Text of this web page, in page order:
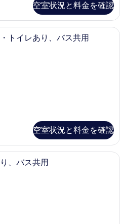
空室状況と料金を確認
[禁煙] ツインルーム シャワー・トイ
トイレあり、バス共用
空室状況と料金を確認
[禁煙] ツインルーム トイレあり、バ
、バス共用